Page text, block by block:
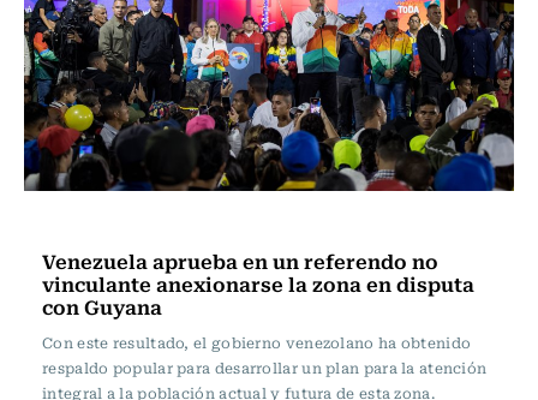
Venezuela aprueba en un referendo no
vinculante anexionarse la zona en disputa
con Guyana
Con este resultado, el gobierno venezolano ha obtenido
respaldo popular para desarrollar un plan para la atención
integral a la población actual y futura de esta zona.